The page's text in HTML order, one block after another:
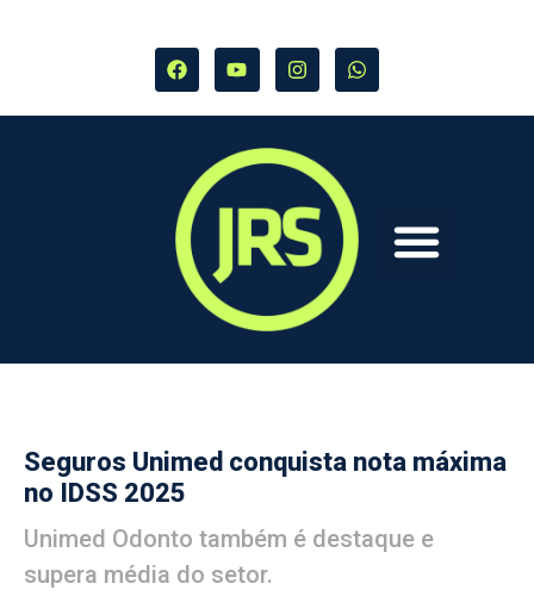
Seguros Unimed conquista nota máxima
no IDSS 2025
Unimed Odonto também é destaque e
supera média do setor.